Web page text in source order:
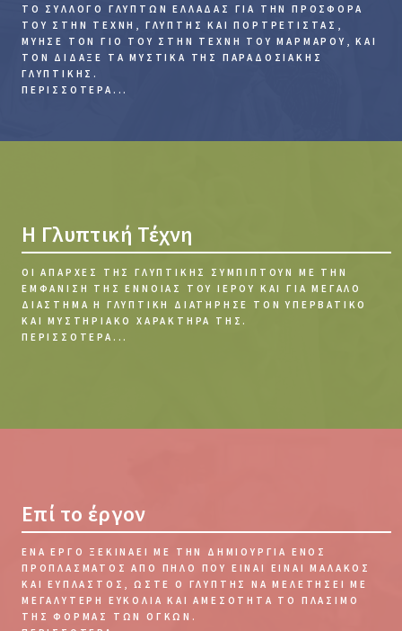
ΤΟ ΣΎΛΛΟΓΟ ΓΛΥΠΤΏΝ ΕΛΛΆΔΑΣ ΓΙΑ ΤΗΝ ΠΡΟΣΦΟΡΆ
ΤΟΥ ΣΤΗΝ ΤΈΧΝΗ, ΓΛΎΠΤΗΣ ΚΑΙ ΠΟΡΤΡΕΤΊΣΤΑΣ,
ΜΎΗΣΕ ΤΟΝ ΓΙΌ ΤΟΥ ΣΤΗΝ ΤΈΧΝΗ ΤΟΥ ΜΑΡΜΆΡΟΥ, ΚΑΙ
ΤΟΝ ΔΊΔΑΞΕ ΤΑ ΜΥΣΤΙΚΆ ΤΗΣ ΠΑΡΑΔΟΣΙΑΚΉΣ
ΓΛΥΠΤΙΚΉΣ.
ΠΕΡΙΣΣΌΤΕΡΑ...
Η Γλυπτική Τέχνη
ΟΙ ΑΠΑΡΧΈΣ ΤΗΣ ΓΛΥΠΤΙΚΉΣ ΣΥΜΠΊΠΤΟΥΝ ΜΕ ΤΗΝ
ΕΜΦΆΝΙΣΗ ΤΗΣ ΈΝΝΟΙΑΣ ΤΟΥ ΙΕΡΟΎ ΚΑΙ ΓΙΑ ΜΕΓΆΛΟ
ΔΙΆΣΤΗΜΑ Η ΓΛΥΠΤΙΚΉ ΔΙΑΤΉΡΗΣΕ ΤΟΝ ΥΠΕΡΒΑΤΙΚΌ
ΚΑΙ ΜΥΣΤΗΡΙΑΚΌ ΧΑΡΑΚΤΉΡΑ ΤΗΣ.
ΠΕΡΙΣΣΌΤΕΡΑ...
Επί το έργον
ΕΝΑ ΈΡΓΟ ΞΕΚΙΝΆΕΙ ΜΕ ΤΗΝ ΔΗΜΙΟΥΡΓΊΑ ΕΝΌΣ
ΠΡΟΠΛΆΣΜΑΤΟΣ ΑΠΌ ΠΗΛΌ ΠΟΥ ΕΊΝΑΙ ΕΊΝΑΙ ΜΑΛΑΚΌΣ
ΚΑΙ ΕΎΠΛΑΣΤΟΣ, ΏΣΤΕ Ο ΓΛΎΠΤΗΣ ΝΑ ΜΕΛΕΤΉΣΕΙ ΜΕ
ΜΕΓΑΛΎΤΕΡΗ ΕΥΚΟΛΊΑ ΚΑΙ ΑΜΕΣΌΤΗΤΑ ΤΟ ΠΛΆΣΙΜΟ
ΤΗΣ ΦΌΡΜΑΣ ΤΩΝ ΌΓΚΩΝ.